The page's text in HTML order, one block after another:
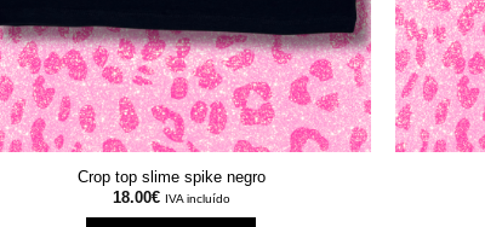
Crop top slime spike negro
18.00€ IVA incluído